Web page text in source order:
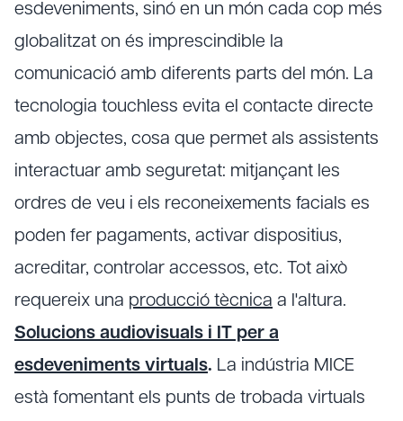
esdeveniments, sinó en un món cada cop més
globalitzat on és imprescindible la
comunicació amb diferents parts del món. La
tecnologia touchless evita el contacte directe
amb objectes, cosa que permet als assistents
interactuar amb seguretat: mitjançant les
ordres de veu i els reconeixements facials es
poden fer pagaments, activar dispositius,
acreditar, controlar accessos, etc. Tot això
requereix una producció tècnica a l'altura.
Solucions audiovisuals i IT per a
esdeveniments virtuals. La indústria MICE
està fomentant els punts de trobada virtuals